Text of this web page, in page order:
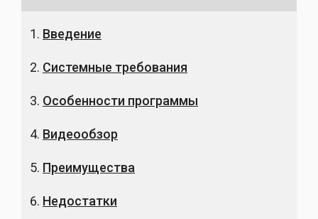
Введение
Системные требования
Особенности программы
Видеообзор
Преимущества
Недостатки